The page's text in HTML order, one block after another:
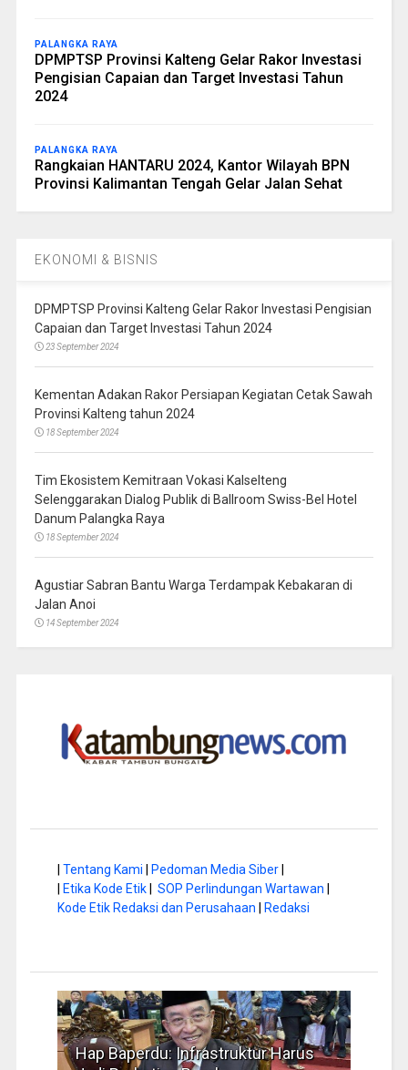
PALANGKA RAYA
DPMPTSP Provinsi Kalteng Gelar Rakor Investasi
Pengisian Capaian dan Target Investasi Tahun
2024
PALANGKA RAYA
Rangkaian HANTARU 2024, Kantor Wilayah BPN
Provinsi Kalimantan Tengah Gelar Jalan Sehat
EKONOMI & BISNIS
DPMPTSP Provinsi Kalteng Gelar Rakor Investasi Pengisian
Capaian dan Target Investasi Tahun 2024
23 September 2024
Kementan Adakan Rakor Persiapan Kegiatan Cetak Sawah
Provinsi Kalteng tahun 2024
18 September 2024
Tim Ekosistem Kemitraan Vokasi Kalselteng
Selenggarakan Dialog Publik di Ballroom Swiss-Bel Hotel
Danum Palangka Raya
18 September 2024
Agustiar Sabran Bantu Warga Terdampak Kebakaran di
Jalan Anoi
14 September 2024
Tentang Kami Pedoman Media Siber|
Etika Kode Etik| SOP Perlindungan Wartawan
Kode Etik Redaksi dan Perusahaan
Redaksi
Harus
Musim Kemarau, DPRD Dorong